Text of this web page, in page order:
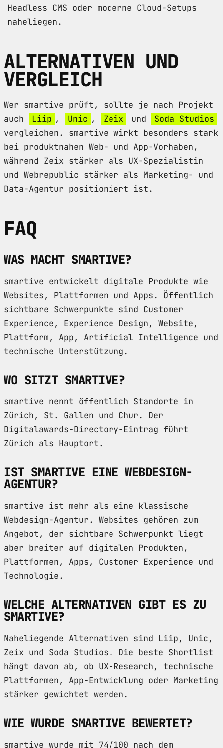
Headless CMS oder moderne Cloud-Setups
naheliegen.
ALTERNATIVEN UND
VERGLEICH
Wer smartive prüft, sollte je nach Projekt
auch
Liip , Unic , Zeix und
Soda Studios
vergleichen. smartive wirkt besonders stark
bei produktnahen Web- und App-Vorhaben,
während Zeix stärker als UX-Spezialistin
und Webrepublic stärker als Marketing- und
Data-Agentur positioniert ist.
FAQ
WAS MACHT SMARTIVE?
smartive entwickelt digitale Produkte wie
Websites, Plattformen und Apps. Öffentlich
sichtbare Schwerpunkte sind Customer
Experience, Experience Design, Website,
Plattform, App, Artificial Intelligence und
technische Unterstützung.
WO SITZT SMARTIVE?
smartive nennt öffentlich Standorte in
Zürich, St. Gallen und Chur. Der
Digitalawards-Directory-Eintrag führt
Zürich als Hauptort.
IST SMARTIVE EINE WEBDESIGN-
AGENTUR?
smartive ist mehr als eine klassische
Webdesign-Agentur. Websites gehören zum
Angebot, der sichtbare Schwerpunkt liegt
aber breiter auf digitalen Produkten,
Plattformen, Apps, Customer Experience und
Technologie.
WELCHE ALTERNATIVEN GIBT ES ZU
SMARTIVE?
Naheliegende Alternativen sind Liip, Unic,
Zeix und Soda Studios. Die beste Shortlist
hängt davon ab, ob UX-Research, technische
Plattformen, App-Entwicklung oder Marketing
stärker gewichtet werden.
WIE WURDE SMARTIVE BEWERTET?
smartive wurde mit 74/100 nach dem